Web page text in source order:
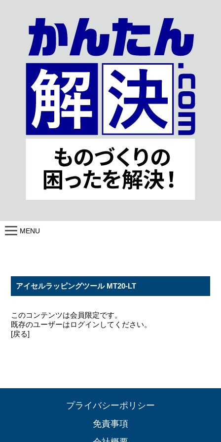
MENU
アイセルラッピングツール MT20-LT
このコンテンツは会員限定です。
既存のユーザーはログインしてください。
[戻る]
プライバシーポリシー
免責事項